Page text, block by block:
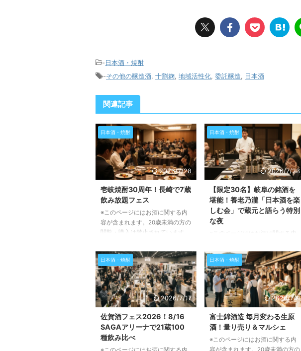
-日本酒・焼酎
-その他の醸造酒, 十割麹, 地域活性化, 委託醸造, 日本酒
関連記事
日本酒・焼酎
2026/7/28
壱岐焼酎30周年！長崎で7蔵
飲み放題フェス
※このページにはお酒に関する内
容が含まれます。20歳未満の方の
閲覧・購入は禁止されています。
る「壱岐焼酎、世界とKANPAIフ
ェス！」の魅力と詳細についてご
紹介します。壱岐焼酎の歴史や特
別な製法、そしてイベントで体験
できる素晴らしい内容について深
く掘り下げていきますので、ぜひ
焼酎とは？その歴史と特別な製法
壱岐焼酎は、長崎県の壱岐島で古
くから造り続けられている、大変
日本酒・焼酎
2026/7/23
【限定30名】岐阜の銘酒を
堪能！養老乃瀧「日本酒を楽
しむ会」で蔵元と語らう特別
な夜
※このページにはお酒に関する内
閲覧・購入は禁止されています。
この記事では、2026年8月19日に
開催される「養老乃瀧で日本酒を
楽しむ会～武内合資会社さんを囲
んで～」の詳細をご紹介します。
岐阜県大垣市の武内合資会社を招
き、蔵元ならではのトークと美味
しい日本酒、そして料理とのペア
リングが楽しめる特別なイベント
の魅力をお伝えいたします。 岐
日本酒・焼酎
2026/7/17
佐賀酒フェス2026！8/16
SAGAアリーナで21蔵100
種飲み比べ
日本酒・焼酎
2026/7/9
富士錦酒造 毎月変わる生原
酒！量り売り＆マルシェ
※このページにはお酒に関する内